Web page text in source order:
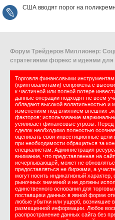
США вводят порог на
Форум Трейдеров Миллионер:
стратегиями форекс и идеями для
Торговля финансовыми
(криптовалютами) сопряжена с
к частичной или полной потере
данные операции подходят не всем
обладают высокой волатильностью и
изменениям под влиянием внешних
факторов; использование
усиливает финансовые угрозы.
сделок необходимо полностью
оценивать свои инвестиционные цели
при необходимости обращаться за
специалистам. Администрация
внимание, что представленная на
исчерпывающей, может не
предоставляться не биржами, а
могут носить индикативный характер,
рыночных значений и не должны
единственного основания для
поставщики данных в явной форме
любые убытки или ущерб, возникшие в
размещенной информации. Любое
распространение данных сайта без